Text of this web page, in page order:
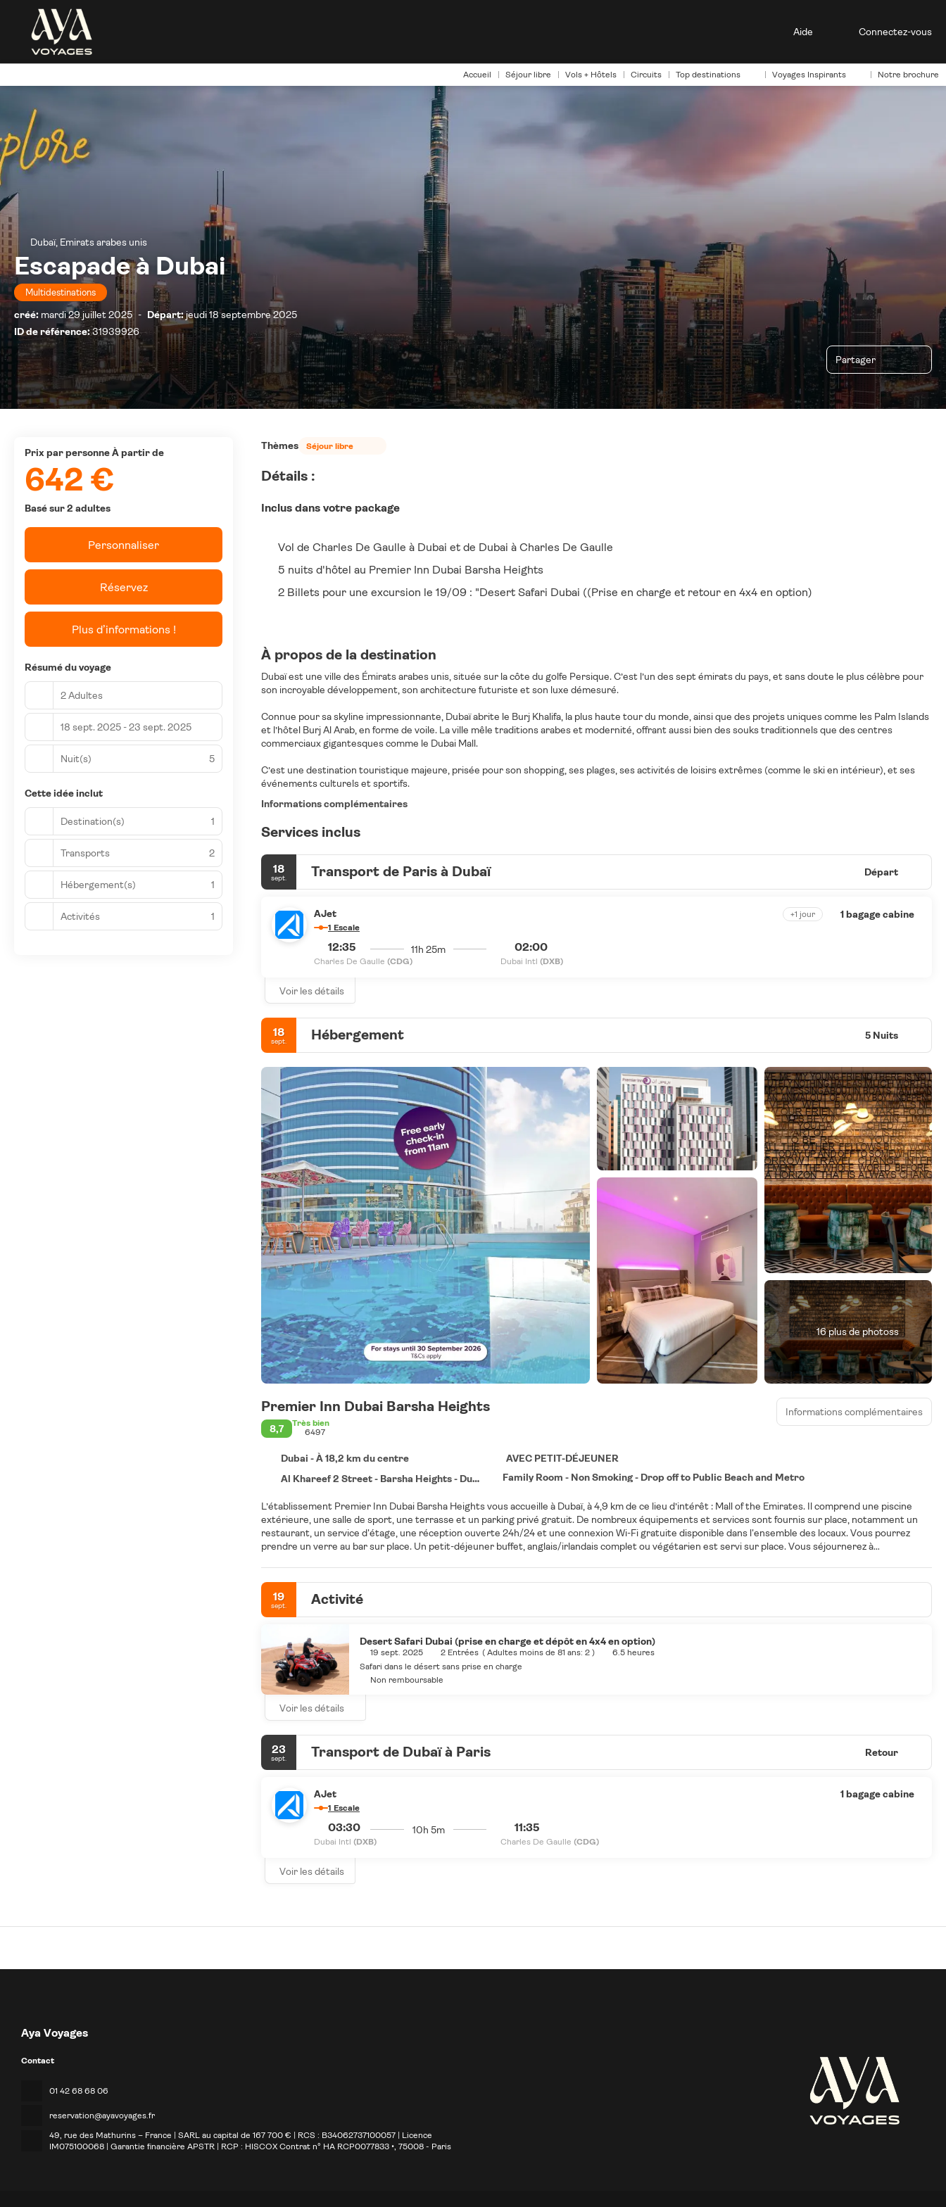
Aide Connectez-vous
Accueil Séjour libre Vols + Hôtels Circuits Top destinations Voyages Inspirants Notre brochure
Dubaï, Emirats arabes unis
Escapade à Dubai
Multidestinations
créé: mardi 29 juillet 2025 - Départ:jeudi 18 septembre 2025
ID de référence:31939926
Partager
Thèmes Séjour libre
Détails :
Inclus dans votre package
Vol de Charles De Gaulle à Dubai et de Dubai à Charles De Gaulle
5 nuits d'hôtel au Premier Inn Dubai Barsha Heights
2 Billets pour une excursion le 19/09 : "Desert Safari Dubai ((Prise en charge et retour en 4x4 en option)
À propos de la destination
Dubaï est une ville des Émirats arabes unis, située sur la côte du golfe Persique. C’est l’un des sept émirats du pays, et sans doute le plus célèbre pour
son incroyable développement, son architecture futuriste et son luxe démesuré.
Connue pour sa skyline impressionnante, Dubaï abrite le Burj Khalifa, la plus haute tour du monde, ainsi que des projets uniques comme les Palm Islands
et l’hôtel Burj Al Arab, en forme de voile. La ville mêle traditions arabes et modernité, offrant aussi bien des souks traditionnels que des centres
commerciaux gigantesques comme le Dubai Mall.
C’est une destination touristique majeure, prisée pour son shopping, ses plages, ses activités de loisirs extrêmes (comme le ski en intérieur), et ses
événements culturels et sportifs.
Informations complémentaires
Services inclus
18
sept. Transport de Paris à Dubaï Départ
AJet
1 Escale
12:35
Charles De Gaulle (CDG)
11h 25m 02:00
Dubai Intl (DXB)
+1 jour 1 bagage cabine
Voir les détails
18
sept. Hébergement 5 Nuits
16 plus de photoss
Premier Inn Dubai Barsha Heights
8,7
Très bien
6497
Dubai - À 18,2 km du centre
AVEC PETIT-DÉJEUNER
Al Khareef 2 Street - Barsha Heights - Dubai - United Arab Emirates, Dubai
Family Room - Non Smoking - Drop off to Public Beach and Metro
L’établissement Premier Inn Dubai Barsha Heights vous accueille à Dubaï, à 4,9 km de ce lieu d’intérêt : Mall of the Emirates. Il comprend une piscine
extérieure, une salle de sport, une terrasse et un parking privé gratuit. De nombreux équipements et services sont fournis sur place, notamment un
restaurant, un service d'étage, une réception ouverte 24h/24 et une connexion Wi-Fi gratuite disponible dans l'ensemble des locaux. Vous pourrez
prendre un verre au bar sur place. Un petit-déjeuner buffet, anglais/irlandais complet ou végétarien est servi sur place. Vous séjournerez à
Informations complémentaires
19
sept. Activité
Desert Safari Dubai (prise en charge et dépôt en 4x4 en option)
19 sept. 2025 2 Entrées ( Adultes moins de 81 ans: 2 )
6.5 heures
Safari dans le désert sans prise en charge
Non remboursable
Voir les détails
23
sept. Transport de Dubaï à Paris Retour
AJet
1 Escale
03:30
Dubai Intl (DXB)
10h 5m 11:35
Charles De Gaulle (CDG)
1 bagage cabine
Voir les détails
prix par personne À partir de
642 €
Basé sur 2 adultes
Personnaliser
Réservez
Plus d’informations !
Résumé du voyage
2 Adultes
18 sept. 2025 - 23 sept. 2025
Nuit(s) 5
Cette idée inclut
Destination(s) 1
Transports 2
Hébergement(s) 1
Activités 1
Aya Voyages
Contact
01 42 68 68 06
reservation@ayavoyages.fr
49, rue des Mathurins – France | SARL au capital de 167 700 € | RCS : B34062737100057 | Licence
IM075100068 | Garantie financière APSTR | RCP : HISCOX Contrat n° HA RCP0077833 •, 75008 - Paris